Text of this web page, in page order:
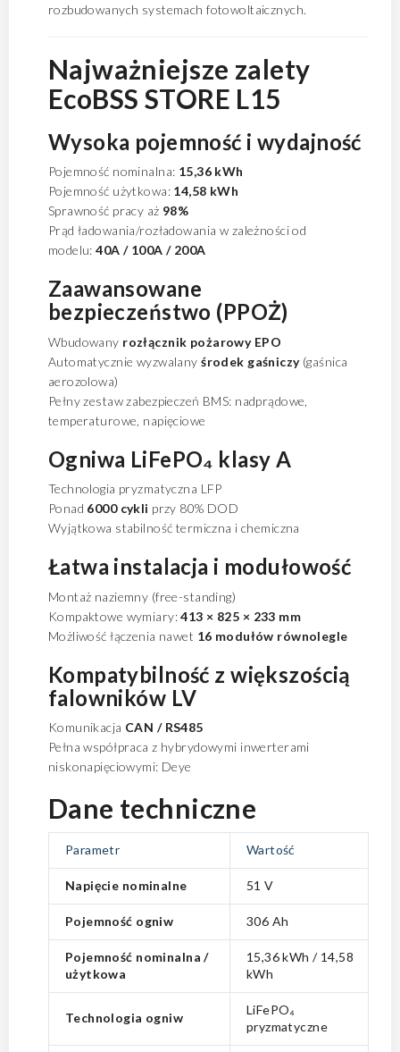
rozbudowanych systemach fotowoltaicznych.
Najważniejsze zalety
EcoBSS STORE L15
Wysoka pojemność i wydajność
Pojemność nominalna: 15,36 kWh
Pojemność użytkowa: 14,58 kWh
Sprawność pracy aż 98%
Prąd ładowania/rozładowania w zależności od
modelu:40A / 100A / 200A
Zaawansowane
bezpieczeństwo (PPOŻ)
Wbudowany rozłącznik pożarowy EPO
Automatycznie wyzwalanyśrodek gaśniczy(gaśnica
aerozolowa)
Pełny zestaw zabezpieczeń BMS: nadprądowe,
temperaturowe, napięciowe
Ogniwa LiFePO₄ klasy A
Technologia pryzmatyczna LFP
Ponad 6000 cykli przy 80% DOD
Wyjątkowa stabilność termiczna i chemiczna
Łatwa instalacja i modułowość
Montaż naziemny (free-standing)
Kompaktowe wymiary:413 × 825 × 233 mm
Możliwość łączenia nawet 16 modułów równolegle
Kompatybilność z większością
falowników LV
Komunikacja CAN / RS485
Pełna współpraca z hybrydowymi inwerterami
niskonapięciowymi: Deye
Dane techniczne
Parametr Wartość
Napięcie nominalne 51 V
Pojemność ogniw 306 Ah
Pojemność nominalna /
użytkowa
15,36 kWh / 14,58
kWh
Technologia ogniw
LiFePO₄
pryzmatyczne